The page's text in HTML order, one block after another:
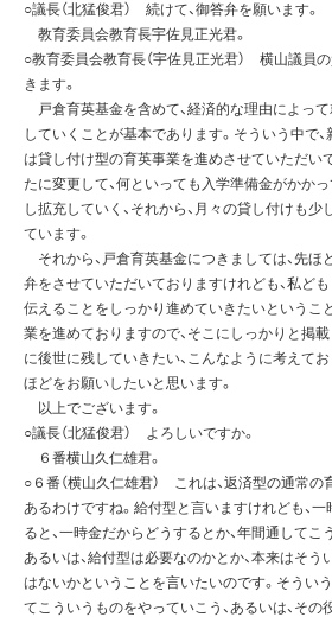
○議長（北猛俊君） 続けて、御答弁を願います。
教育委員会教育長宇佐見正光君。
○教育委員会教育長（宇佐見正光君） 横山議員
きます。
戸倉育英基金を含めて、経済的な理由によっ
していくことが基本であります。そういう中で
は貸し付け型の育英事業を進めさせていただい
たに変更して、何といっても入学準備金がかか
し拡充していく、それから、月々の貸し付けも
ています。
それから、戸倉育英基金につきましては、先
弁をさせていただいておりますけれども、私ど
伝えることをしっかり進めていきたいというこ
業を進めておりますので、そこにしっかりと掲
に後世に残していきたい、こんなように考えて
ほどをお願いしたいと思います。
以上でございます。
○議長（北猛俊君） よろしいですか。
６番横山久仁雄君。
○６番（横山久仁雄君） これは、返済型の通常
あるわけですね。給付型と言いますけれども、
ると、一時金だからどうするとか、年間通してこ
あるいは、給付型は必要なのかとか、本来はそ
はないかということを言いたいのです。そうい
てこういうものをやっていこう、あるいは、そ